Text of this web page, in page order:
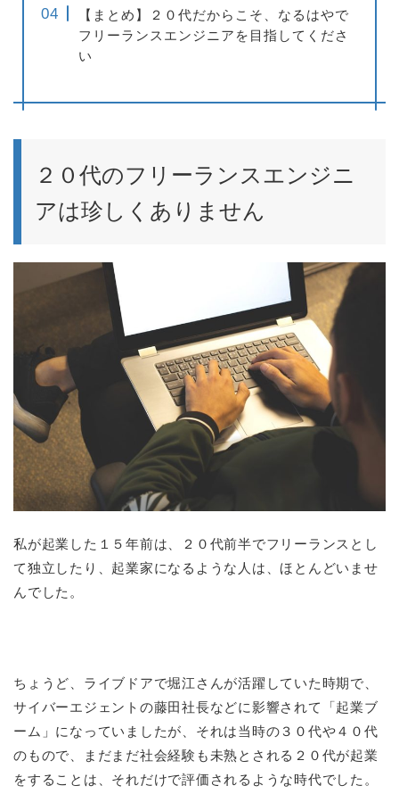
【まとめ】２０代だからこそ、なるはやで
フリーランスエンジニアを目指してくださ
い
２０代のフリーランスエンジニ
アは珍しくありません
私が起業した１５年前は、２０代前半でフリーランスとし
て独立したり、起業家になるような人は、ほとんどいませ
んでした。
ちょうど、ライブドアで堀江さんが活躍していた時期で、
サイバーエジェントの藤田社長などに影響されて「起業ブ
ーム」になっていましたが、それは当時の３０代や４０代
のもので、まだまだ社会経験も未熟とされる２０代が起業
をすることは、それだけで評価されるような時代でした。